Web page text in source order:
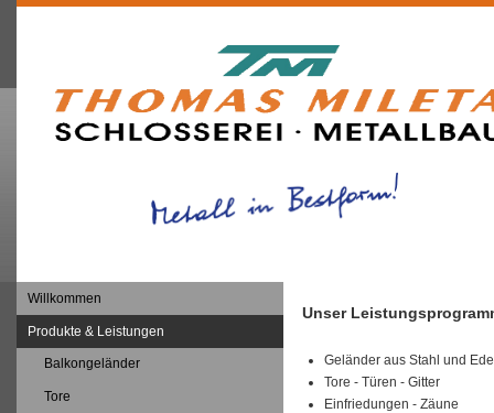
Willkommen
Produkte & Leistungen
Balkongeländer
Tore
Unser
Geländer aus Stahl und
Tore - Türen - Gitter
Einfriedungen - Zäune